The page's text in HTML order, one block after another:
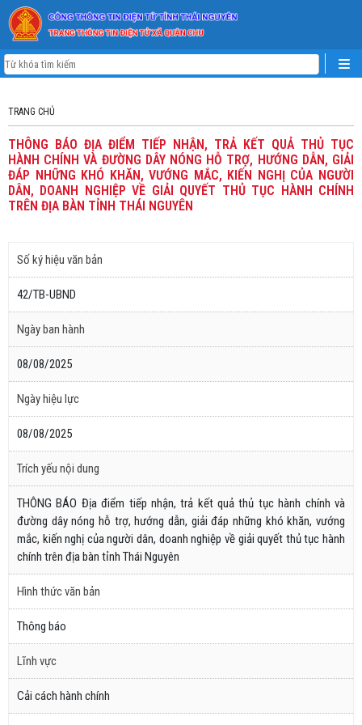
TRANG CHỦ
THÔNG BÁO ĐỊA ĐIỂM TIẾP NHẬN, TRẢ KẾT QUẢ THỦ TỤC
HÀNH CHÍNH VÀ ĐƯỜNG DÂY NÓNG HỖ TRỢ, HƯỚNG DẪN, GIẢI
ĐÁP NHỮNG KHÓ KHĂN, VƯỚNG MẮC, KIẾN NGHỊ CỦA NGƯỜI
DÂN, DOANH NGHIỆP VỀ GIẢI QUYẾT THỦ TỤC HÀNH CHÍNH
TRÊN ĐỊA BÀN TỈNH THÁI NGUYÊN
Số ký hiệu văn bản
42/TB-UBND
Ngày ban hành
08/08/2025
Ngày hiệu lực
08/08/2025
Trích yếu nội dung
THÔNG BÁO Địa điểm tiếp nhận, trả kết quả thủ tục hành chính và
đường dây nóng hỗ trợ, hướng dẫn, giải đáp những khó khăn, vướng
mắc, kiến nghị của người dân, doanh nghiệp về giải quyết thủ tục hành
chính trên địa bàn tỉnh Thái Nguyên
Hình thức văn bản
Thông báo
Lĩnh vực
Cải cách hành chính